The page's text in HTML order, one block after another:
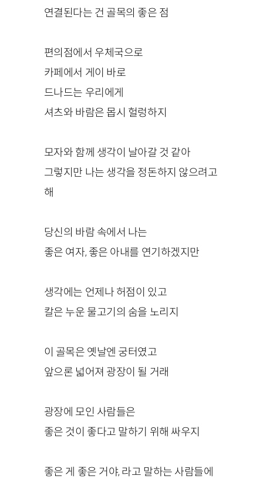
연결된다는 건 골목의 좋은 점
편의점에서 우체국으로
카페에서 게이 바로
드나드는 우리에게
셔츠와 바람은 몹시 헐렁하지
모자와 함께 생각이 날아갈 것 같아
그렇지만 나는 생각을 정돈하지 않으려고
해
당신의 바람 속에서 나는
좋은 여자, 좋은 아내를 연기하겠지만
생각에는 언제나 허점이 있고
칼은 누운 물고기의 숨을 노리지
이 골목은 옛날엔 궁터였고
앞으론 넓어져 광장이 될 거래
광장에 모인 사람들은
좋은 것이 좋다고 말하기 위해 싸우지
좋은 게 좋은 거야, 라고 말하는 사람들에